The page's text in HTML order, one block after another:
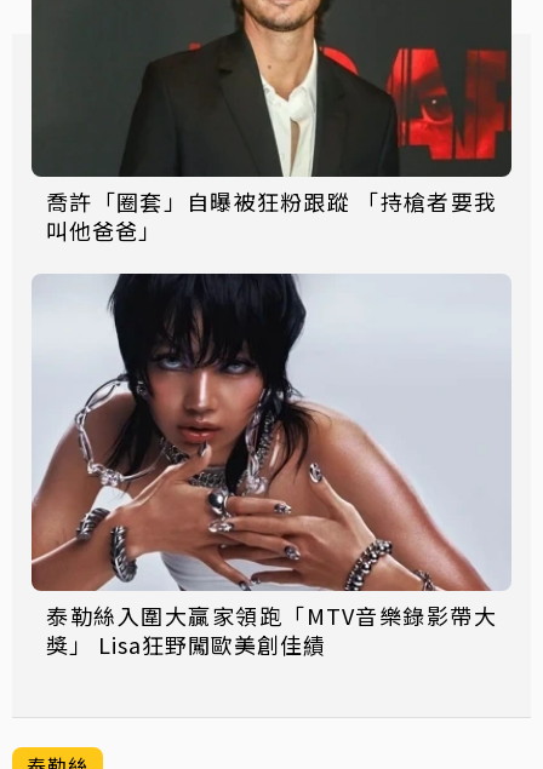
喬許「圈套」自曝被狂粉跟蹤 「持槍者要我
叫他爸爸」
泰勒絲入圍大贏家領跑「MTV音樂錄影帶大
獎」 Lisa狂野闖歐美創佳績